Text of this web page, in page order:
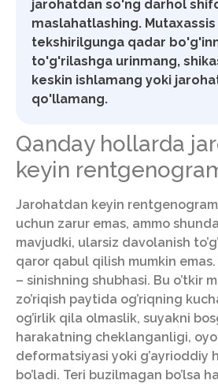
jarohatdan so'ng darhol
maslahatlashing.
tekshirilgunga qadar
to'g'rilashga urinmang,
keskin ishlamang yoki
qo'llamang.
Qanday hollarda
keyin
Jarohatdan keyin
uchun zarur emas, ammo
mavjudki, ularsiz davolanish
qaror qabul qilish mumkin emas.
– sinishning shubhasi. Bu o’tkir
zo’riqish paytida og’riqning
og’irlik qila olmaslik, suyakni
harakatning cheklanganligi,
deformatsiyasi yoki g’ayrioddiy
bo’ladi. Teri buzilmagan bo’lsa